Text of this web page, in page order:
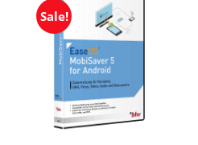
Sale!